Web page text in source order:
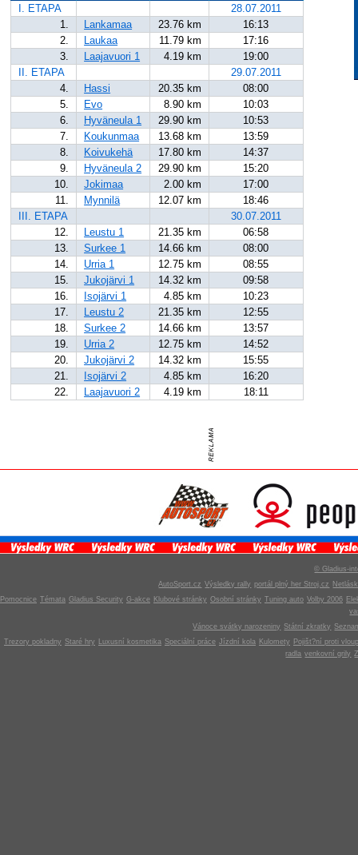
I. ETAPA
28.07.2011
1.
Lankamaa 23.76 km
16:13
2.
Laukaa 11.79 km
17:16
3.
Laajavuori 1 4.19 km
19:00
II. ETAPA
29.07.2011
4.
Hassi 20.35 km
08:00
5.
Evo 8.90 km
10:03
6.
Hyväneula 1 29.90 km
10:53
7.
Koukunmaa 13.68 km
13:59
8.
Koivukehä 17.80 km
14:37
9.
Hyväneula 2 29.90 km
15:20
10.
Jokimaa 2.00 km
17:00
11.
Mynnilä 12.07 km
18:46
III. ETAPA
30.07.2011
12.
Leustu 1 21.35 km
06:58
13.
Surkee 1 14.66 km
08:00
14.
Urria 1 12.75 km
08:55
15.
Jukojärvi 1 14.32 km
09:58
16.
Isojärvi 1 4.85 km
10:23
17.
Leustu 2 21.35 km
12:55
18.
Surkee 2 14.66 km
13:57
19.
Urria 2 12.75 km
14:52
20.
Jukojärvi 2 14.32 km
15:55
21.
Isojärvi 2 4.85 km
16:20
22.
Laajavuori 2 4.19 km 18:11
© Gladius-
AutoSport.cz Výsledky rally portál plný her Stroj.cz
Pomocnice Témata Gladius Security G-akce Klubové stránky Osobní stránky Tuning auto Volby 2006
Vánoce svátky narozeniny Státní zkratky
Trezory pokladny Staré hry Luxusní kosmetika Speciální práce Jízdní kola Kulomety
Pojišt?ní proti
radla venkovní grily